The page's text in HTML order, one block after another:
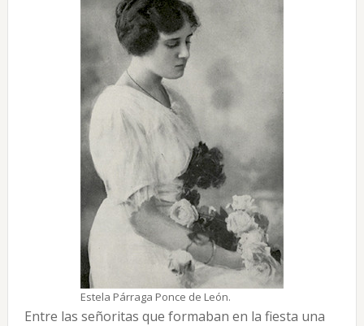
Estela Párraga Ponce de León.
Entre las señoritas que formaban en la fiesta una